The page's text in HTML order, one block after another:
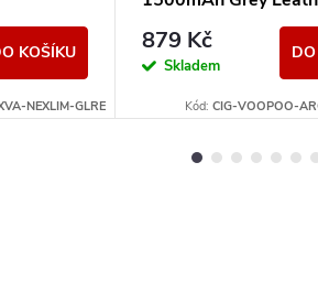
KOŠÍKU
NEXLIM-GLRE
879 Kč
Skladem
Kód: CIG-VOOPOO-